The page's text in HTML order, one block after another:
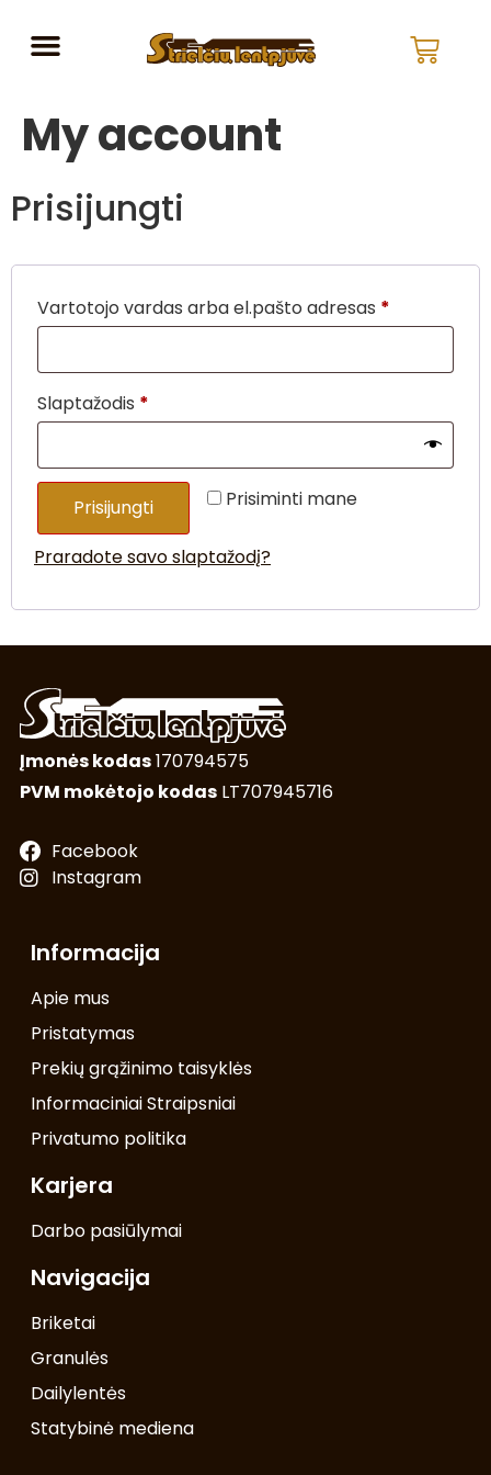
My account
Prisijungti
Vartotojo vardas arba el.pašto adresas *
Slaptažodis *
Prisiminti mane
Prisijungti
Praradote savo slaptažodį?
Įmonės kodas170794575
PVM mokėtojo kodas LT707945716
Facebook
Instagram
Informacija
Apie mus
Pristatymas
Prekių grąžinimo taisyklės
Informaciniai Straipsniai
Privatumo politika
Karjera
Darbo pasiūlymai
Navigacija
Briketai
Granulės
Dailylentės
Statybinė mediena